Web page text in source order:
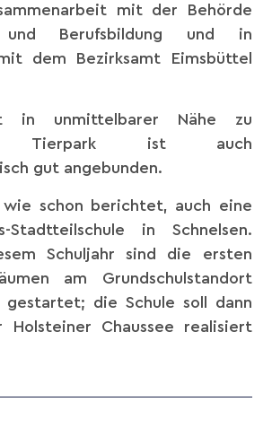
mit der Behörde
Berufsbildung und in
dem Bezirksamt Eimsbüttel
in unmittelbarer Nähe zu
Tierpark ist auch
gut angebunden.
wie schon berichtet, auch eine
Stadtteilschule in Schnelsen.
Schuljahr sind die ersten
am Grundschulstandort
gestartet; die Schule soll dann
Chaussee realisiert